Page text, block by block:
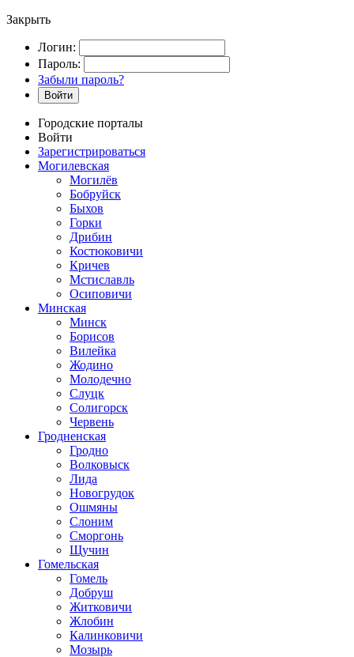
Закрыть
Логин:
Пароль:
Забыли пароль?
Войти
Городские порталы
Войти
Зарегистрироваться
Могилевская
Могилёв
Бобруйск
Быхов
Горки
Дрибин
Костюковичи
Кричев
Мстиславль
Осиповичи
Минская
Минск
Борисов
Вилейка
Жодино
Молодечно
Слуцк
Солигорск
Червень
Гродненская
Гродно
Волковыск
Лида
Новогрудок
Ошмяны
Слоним
Сморгонь
Щучин
Гомельская
Гомель
Добруш
Житковичи
Жлобин
Калинковичи
Мозырь